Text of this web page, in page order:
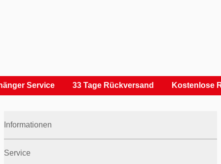
Service 33 Tage Rückversand Kostenlose
Informationen
Service